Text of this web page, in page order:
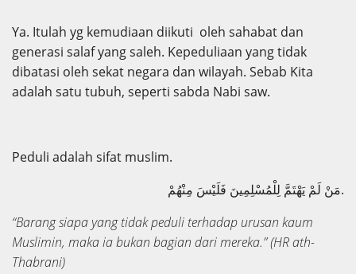
Ya. Itulah yg kemudiaan diikuti oleh sahabat dan
generasi salaf yang saleh. Kepeduliaan yang tidak
dibatasi oleh sekat negara dan wilayah. Sebab Kita
adalah satu tubuh, seperti sabda Nabi saw.
Peduli adalah sifat muslim.
مَنْ لَمْ يَهْتَمَّ لِلْمُسْلِمِينَ فَلَيْسَ مِنْهُمْ.
“Barang siapa yang tidak peduli terhadap urusan kaum
Muslimin, maka ia bukan bagian dari mereka.”(HR ath-
Thabrani)